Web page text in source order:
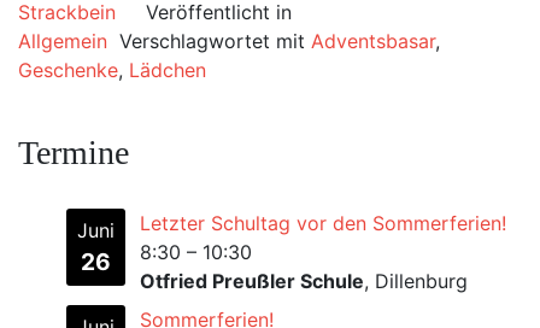
Strackbein
Veröffentlicht in
Allgemein Verschlagwortet mit Adventsbasar,
Geschenke, Lädchen
Termine
Juni
26
Letzter Schultag vor den Sommerferien!
8:30 – 10:30
Otfried Preußler Schule, Dillenburg
Sommerferien!